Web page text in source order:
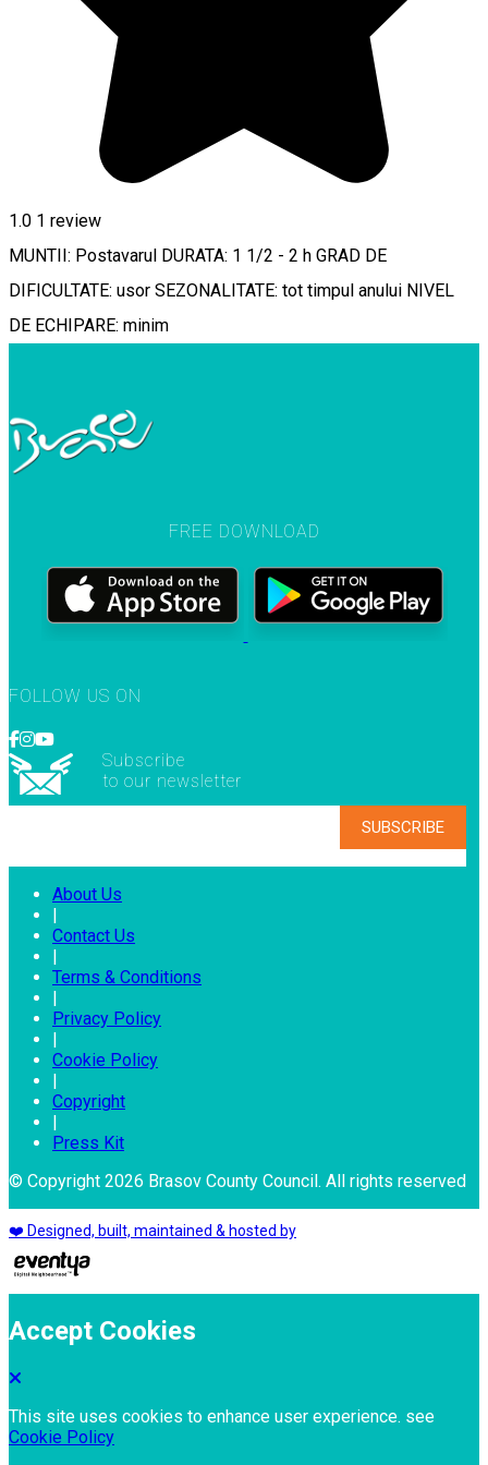
1.0 1 review
MUNTII: Postavarul DURATA: 1 1/2 - 2 h GRAD DE
DIFICULTATE: usor SEZONALITATE: tot timpul anului NIVEL
DE ECHIPARE: minim
FREE DOWNLOAD
FOLLOW US ON
Subscribe
to our newsletter
About Us
|
Contact Us
|
Terms & Conditions
|
Privacy Policy
|
Cookie Policy
|
Copyright
|
Press Kit
© Copyright 2026 Brasov County Council. All rights reserved
❤️ Designed, built, maintained & hosted by
Accept Cookies
This site uses cookies to enhance user experience. see
Cookie Policy